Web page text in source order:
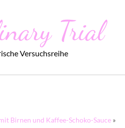
Trial
Versuchsreihe
Birnen und Kaffee-Schoko-Sauce »